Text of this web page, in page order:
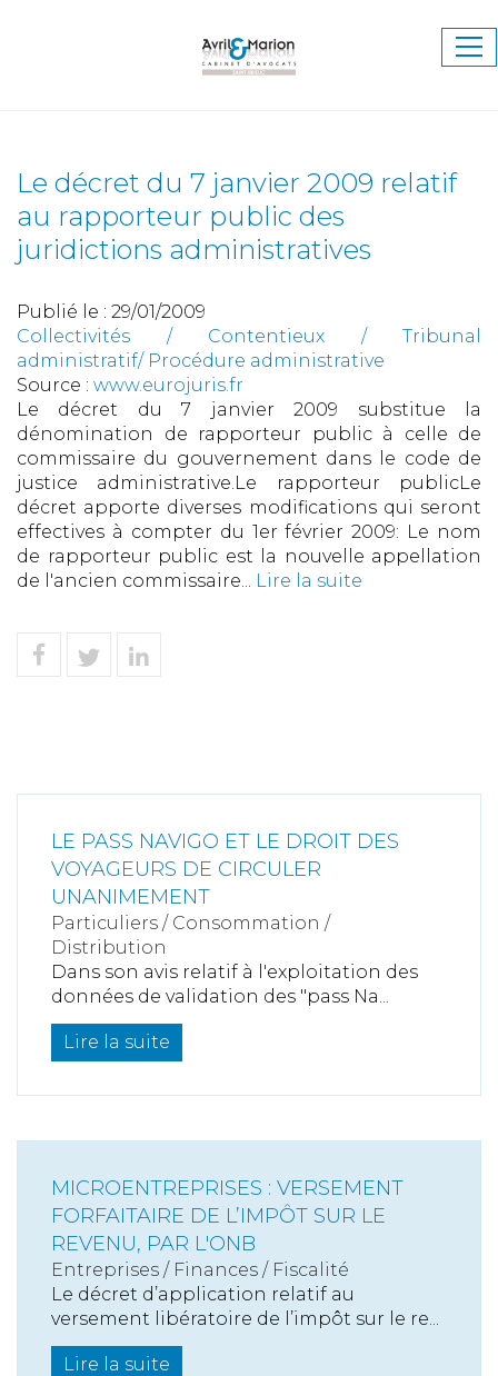
Le décret du 7 janvier 2009 relatif
au rapporteur public des
juridictions administratives
Publié le : 29/01/2009
Collectivités / Contentieux / Tribunal
administratif/ Procédure administrative
Source : www.eurojuris.fr
Le décret du 7 janvier 2009 substitue la
dénomination de rapporteur public à celle de
commissaire du gouvernement dans le code de
justice administrative.Le rapporteur publicLe
décret apporte diverses modifications qui seront
effectives à compter du 1er février 2009: Le nom
de rapporteur public est la nouvelle appellation
de l'ancien commissaire... Lire la suite
LE PASS NAVIGO ET LE DROIT DES
VOYAGEURS DE CIRCULER
UNANIMEMENT
Particuliers / Consommation /
Distribution
Dans son avis relatif à l'exploitation des
données de validation des "pass Na...
Lire la suite
MICROENTREPRISES : VERSEMENT
FORFAITAIRE DE L’IMPÔT SUR LE
REVENU, PAR L'ONB
Entreprises / Finances / Fiscalité
Le décret d’application relatif au
versement libératoire de l’impôt sur le re...
Lire la suite